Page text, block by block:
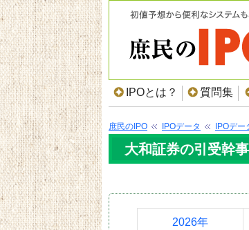
IPOとは？ 質問集
庶民のIPO IPOデータ IPOデー
大和証券の引受幹
2026年